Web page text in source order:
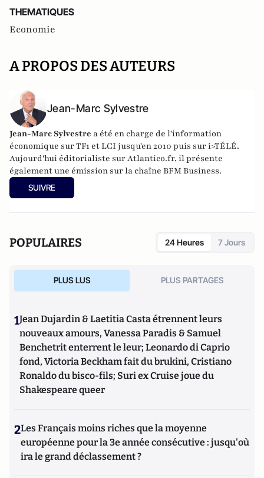
THEMATIQUES
Economie
A PROPOS DES AUTEURS
Jean-Marc Sylvestre
Jean-Marc Sylvestre a été en charge de l'information
économique sur TF1 et LCI jusqu'en 2010 puis sur i>TÉLÉ.
Aujourd'hui éditorialiste sur Atlantico.fr, il présente
également une émission sur la chaîne BFM Business.
SUIVRE
POPULAIRES 24 Heures 7 Jours
PLUS LUS PLUS PARTAGES
1Jean Dujardin & Laetitia Casta étrennent leurs
nouveaux amours, Vanessa Paradis & Samuel
Benchetrit enterrent le leur; Leonardo di Caprio
fond, Victoria Beckham fait du brukini, Cristiano
Ronaldo du bisco-fils; Suri ex Cruise joue du
Shakespeare queer
2Les Français moins riches que la moyenne
européenne pour la 3e année consécutive : jusqu'où
ira le grand déclassement ?